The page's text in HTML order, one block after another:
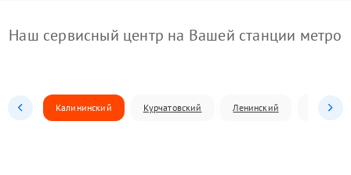
Наш сервисный центр на Вашей станции метро
Калининский Курчатовский Ленинский